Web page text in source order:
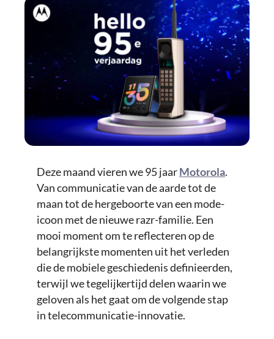
Deze maand vieren we 95 jaarMotorola.
Van communicatie van de aarde tot de
maan tot de hergeboorte van een mode-
icoon met de nieuwe razr-familie. Een
mooi moment om te reflecteren op de
belangrijkste momenten uit het verleden
die de mobiele geschiedenis definieerden,
terwijl we tegelijkertijd delen waarin we
geloven als het gaat om de volgende stap
in telecommunicatie-innovatie.